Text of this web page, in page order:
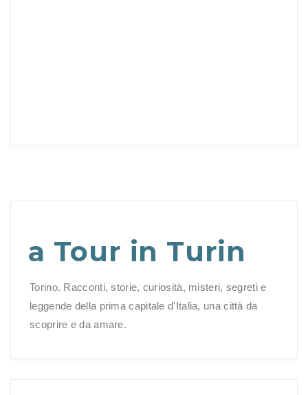
a Tour in Turin
Torino. Racconti, storie, curiosità, misteri, segreti e
leggende della prima capitale d'Italia, una città da
scoprire e da amare.